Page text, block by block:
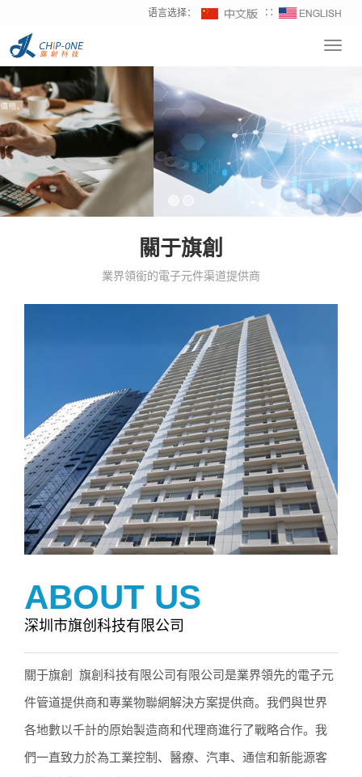
语言选择： ∷
關于旗創
業界領銜的電子元件渠道提供商
ABOUT US
深圳市旗创科技有限公司
關于旗創 旗創科技有限公司有限公司是業界領先的電子元
件管道提供商和專業物聯網解決方案提供商。我們與世界
各地數以千計的原始製造商和代理商進行了戰略合作。我
們一直致力於為工業控制、醫療、汽車、通信和新能源客